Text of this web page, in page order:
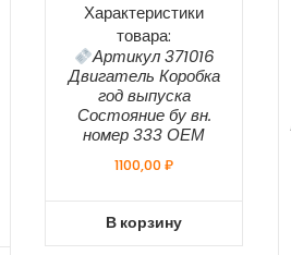
Характеристики
товара:
Артикул 371016
Двигатель Коробка
год выпуска
Состояние бу вн.
номер 333 ОЕМ
1100,00₽
В корзину